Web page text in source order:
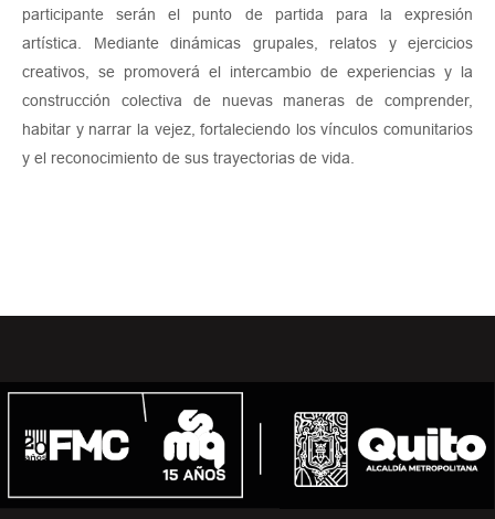
participante serán el punto de partida para la expresión
artística. Mediante dinámicas grupales, relatos y ejercicios
creativos, se promoverá el intercambio de experiencias y la
construcción colectiva de nuevas maneras de comprender,
habitar y narrar la vejez, fortaleciendo los vínculos comunitarios
y el reconocimiento de sus trayectorias de vida.